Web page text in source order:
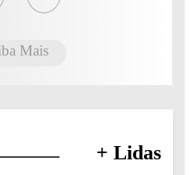
Mais
+ Lidas